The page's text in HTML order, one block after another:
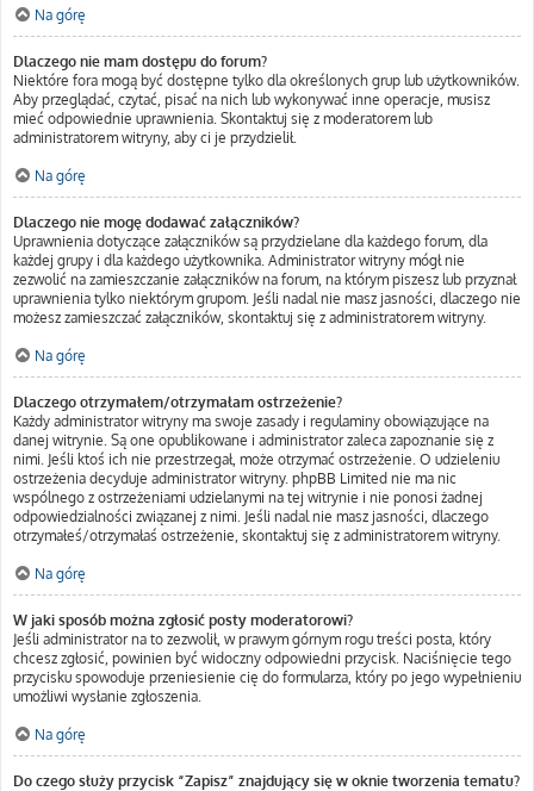
Na górę
Dlaczego nie mam dostępu do forum?
Niektóre fora mogą być dostępne tylko dla określonych grup lub użytkowników.
Aby przeglądać, czytać, pisać na nich lub wykonywać inne operacje, musisz
mieć odpowiednie uprawnienia. Skontaktuj się z moderatorem lub
administratorem witryny, aby ci je przydzielił.
Na górę
Dlaczego nie mogę dodawać załączników?
Uprawnienia dotyczące załączników są przydzielane dla każdego forum, dla
każdej grupy i dla każdego użytkownika. Administrator witryny mógł nie
zezwolić na zamieszczanie załączników na forum, na którym piszesz lub przyznał
uprawnienia tylko niektórym grupom. Jeśli nadal nie masz jasności, dlaczego nie
możesz zamieszczać załączników, skontaktuj się z administratorem witryny.
Na górę
Dlaczego otrzymałem/otrzymałam ostrzeżenie?
Każdy administrator witryny ma swoje zasady i regulaminy obowiązujące na
danej witrynie. Są one opublikowane i administrator zaleca zapoznanie się z
nimi. Jeśli ktoś ich nie przestrzegał, może otrzymać ostrzeżenie. O udzieleniu
ostrzeżenia decyduje administrator witryny. phpBB Limited nie ma nic
wspólnego z ostrzeżeniami udzielanymi na tej witrynie i nie ponosi żadnej
odpowiedzialności związanej z nimi. Jeśli nadal nie masz jasności, dlaczego
otrzymałeś/otrzymałaś ostrzeżenie, skontaktuj się z administratorem witryny.
Na górę
W jaki sposób można zgłosić posty moderatorowi?
Jeśli administrator na to zezwolił, w prawym górnym rogu treści posta, który
chcesz zgłosić, powinien być widoczny odpowiedni przycisk. Naciśnięcie tego
przycisku spowoduje przeniesienie cię do formularza, który po jego wypełnieniu
umożliwi wysłanie zgłoszenia.
Na górę
Do czego służy przycisk “Zapisz” znajdujący się w oknie tworzenia tematu?